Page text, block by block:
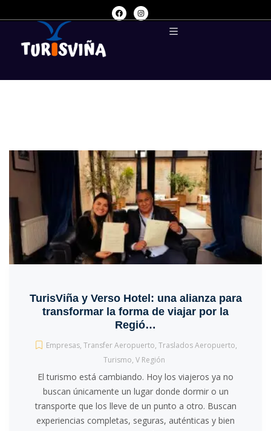
TurisViña y Verso Hotel: una alianza para
transformar la forma de viajar por la
Regió…
Empresas, Transfer Aeropuerto, Traslados Aeropuerto,
Turismo, V Región
El turismo está cambiando. Hoy los viajeros ya no
buscan únicamente un lugar donde dormir o un
transporte que los lleve de un punto a otro. Buscan
experiencias completas, seguras, auténticas y bien